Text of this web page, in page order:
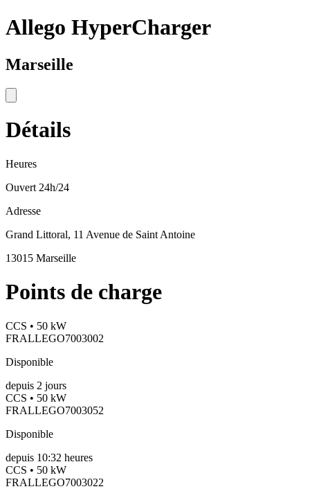
Allego HyperCharger
Marseille
Détails
Heures
Ouvert 24h/24
Adresse
Grand Littoral, 11 Avenue de Saint Antoine
13015 Marseille
Points de charge
CCS • 50 kW
FRALLEGO7003002
Disponible
depuis 2 jours
CCS • 50 kW
FRALLEGO7003052
Disponible
depuis 10:32 heures
CCS • 50 kW
FRALLEGO7003022